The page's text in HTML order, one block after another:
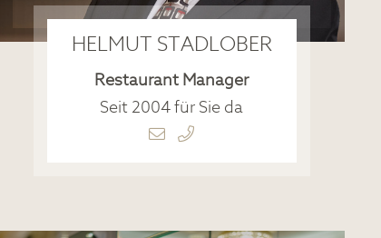
HELMUT STADLOBER
Restaurant Manager
Seit 2004 für Sie da